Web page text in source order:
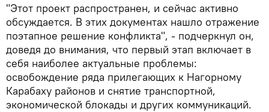
"Этот проект распространен, и сейчас активно
обсуждается. В этих документах нашло отражение
поэтапное решение конфликта", - подчеркнул он,
доведя до внимания, что первый этап включает в
себя наиболее актуальные проблемы:
освобождение ряда прилегающих к Нагорному
Карабаху районов и снятие транспортной,
экономической блокады и других коммуникаций.